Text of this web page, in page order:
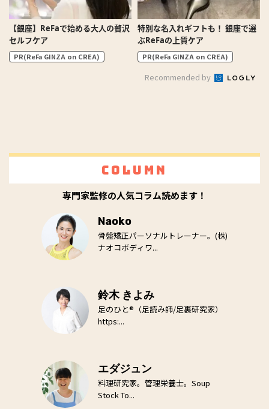
【銀座】ReFaで始める大人の贅沢
セルフケア
PR(ReFa GINZA on CREA)
特別な名入れギフトも！ 銀座で選
ぶReFaの上質ケア
PR(ReFa GINZA on CREA)
Recommended by
Column
専門家監修の人気コラム読めます！
Naoko
骨盤矯正パーソナルトレーナー。(株)
ナオコボディワ...
鈴木 きよみ
足のひと®（足読み師/足裏研究家）
https:...
エダジュン
料理研究家。管理栄養士。Soup
Stock To...